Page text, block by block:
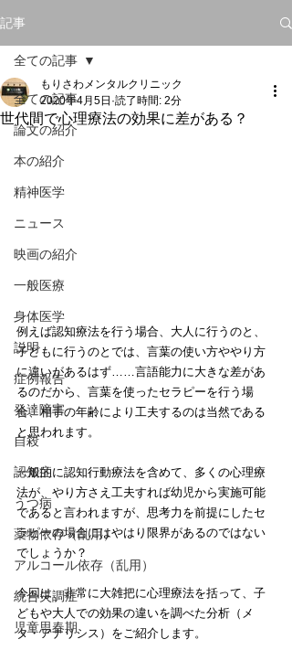
記事
全ての記事
論文の紹介
本の紹介
精神医学
ニュース
映画の紹介
一般医療
身体医学
説明
症例報告
発達障害
自殺
認知症
うつ病
薬物依存（乱用）
アルコール依存（乱用）
統合失調症
児童思春期
全ての記事
世代間で心理療法の効果に差がある？
もりさわメンタルクリニック
2020年4月5日 読了時間: 2分
例えば認知療法を行う場合、大人に行うのと、
子どもに行うのとでは、言葉の使い方ややり方
に違いがあるはず……言語能力に大きな差があ
るのだから、言葉を使ったセラピーを行う場
合、相手の年齢により工夫するのは当然である
と思われます。
一般的に認知行動療法を含めて、多くの心理療
法が、やり方さえ工夫すれば幼児から実施可能
であると言われますが、思考力を前提にしたセ
ラピーの場合にはやはり限界があるのではない
でしょうか？
今回は、非常に大雑把に心理療法を括って、子
どもや大人での効果の違いを調べた分析（メ
タ・アナリシス）をご紹介します。